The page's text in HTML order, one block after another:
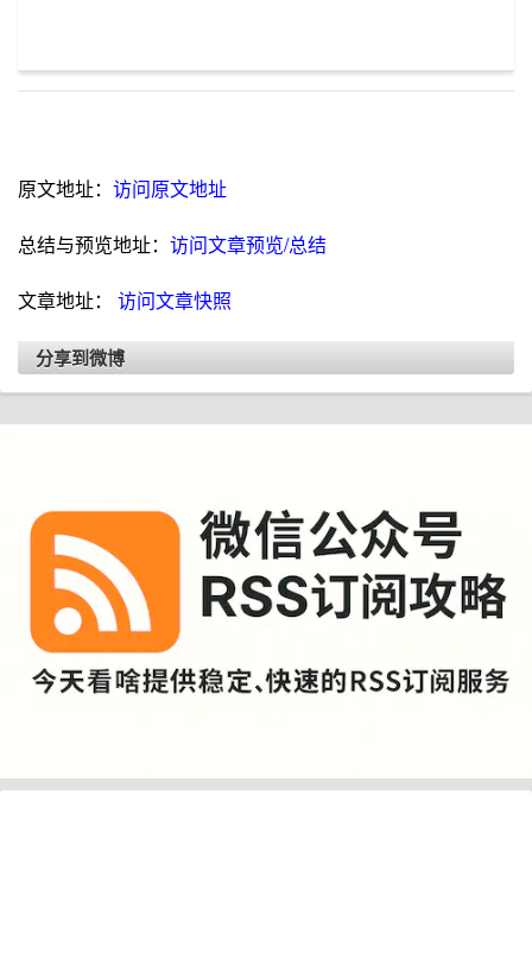
原文地址： 访问原文地址
总结与预览地址： 访问文章预览/总结
文章地址： 访问文章快照
分享到微博